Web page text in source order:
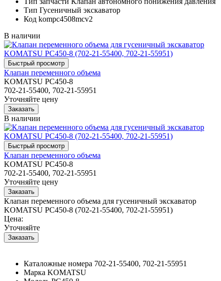
Тип Гусеничный экскаватор
Код kompc4508mcv2
В наличии
Клапан переменного объема
KOMATSU PC450-8
702-21-55400, 702-21-55951
Уточняйте цену
В наличии
Клапан переменного объема
KOMATSU PC450-8
702-21-55400, 702-21-55951
Уточняйте цену
Клапан переменного объема для гусеничный экскаватор
KOMATSU PC450-8 (702-21-55400, 702-21-55951)
Цена:
Уточняйте
Каталожные номера 702-21-55400, 702-21-55951
Марка KOMATSU